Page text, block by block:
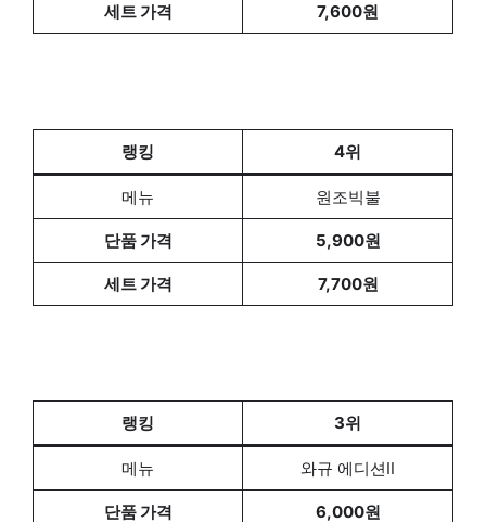
세트 가격 7,600원
랭킹 4위
메뉴 원조빅불
단품 가격 5,900원
세트 가격 7,700원
랭킹 3위
메뉴 와규 에디션Ⅱ
단품 가격 6,000원